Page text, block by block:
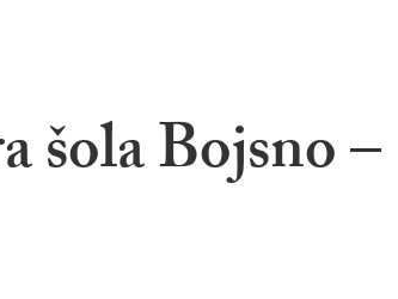
šola Bojsno –